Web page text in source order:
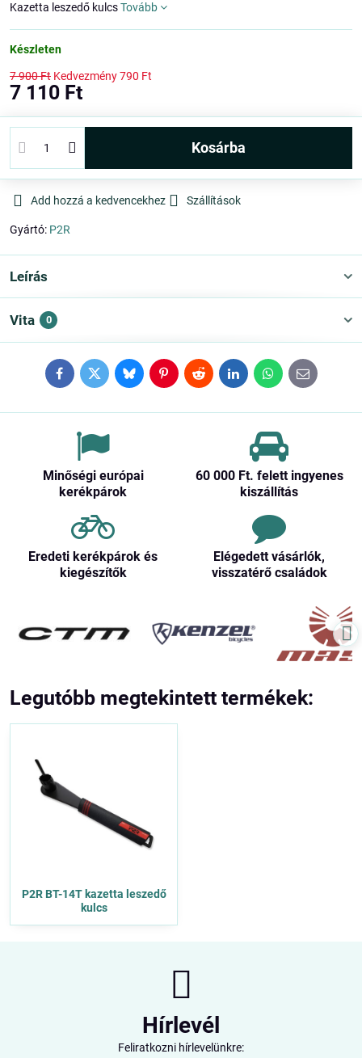
Kazetta leszedő kulcsTovább
Készleten
7 900 Ft Kedvezmény790 Ft
7 110 Ft
kosárba
Add hozzá a kedvencekhez Szállítások
Gyártó: P2R
Leírás
Vita 0
FacebookTwitterBlueskyPinterestRedditLinkedInWhatsApp
E-
mail
Minőségi európai
kerékpárok
60 000 Ft​. felett ingyenes
kiszállítás
Eredeti kerékpárok és
kiegészítők
Elégedett vásárlók,
visszatérő családok
Legutóbb megtekintett termékek:
P2R BT-14T kazetta leszedő
kulcs
Hírlevél
Feliratkozni hírlevelünkre: